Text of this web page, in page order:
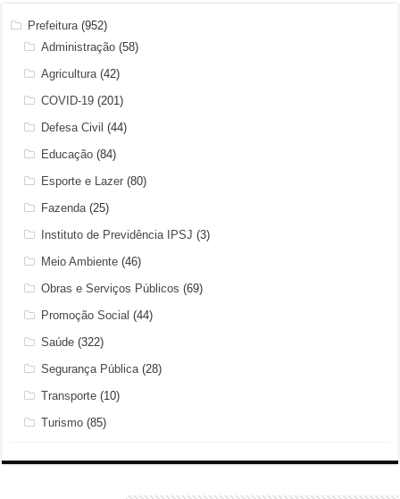
Prefeitura (952)
Administração (58)
Agricultura (42)
COVID-19 (201)
Defesa Civil (44)
Educação (84)
Esporte e Lazer (80)
Fazenda (25)
Instituto de Previdência IPSJ (3)
Meio Ambiente (46)
Obras e Serviços Públicos (69)
Promoção Social (44)
Saúde (322)
Segurança Pública (28)
Transporte (10)
Turismo (85)